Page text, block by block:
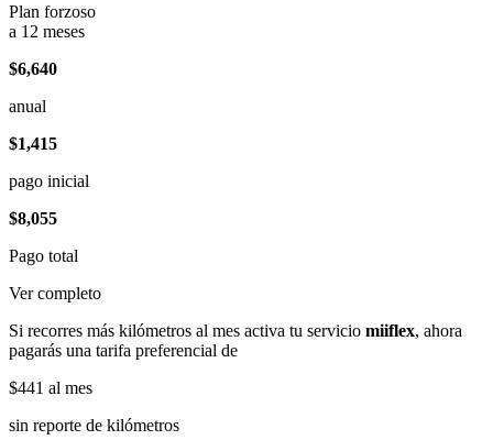
Plan forzoso
a 12 meses
$6,640
anual
$1,415
pago inicial
$8,055
Pago total
Ver completo
Si recorres más kilómetros al mes activa tu servicio miiflex, ahora
pagarás una tarifa preferencial de
$441 al mes
sin reporte de kilómetros